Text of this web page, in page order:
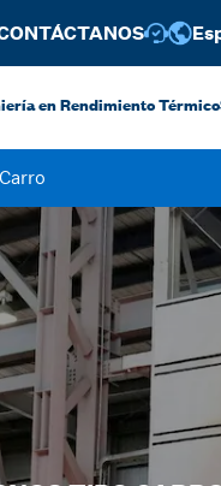
en Rendimiento Térmico